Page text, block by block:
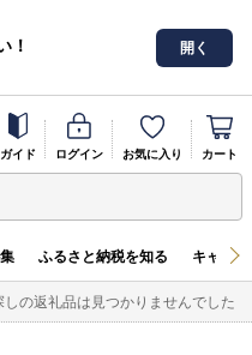
！
開く
ガイド ログイン お気に入り カート
ふるさと納税を知る キャン
しの返礼品は見つかりませんでした